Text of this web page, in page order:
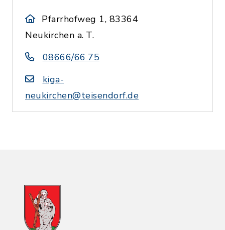
Pfarrhofweg 1, 83364
Neukirchen a. T.
08666/66 75
kiga-
neukirchen@teisendorf.de